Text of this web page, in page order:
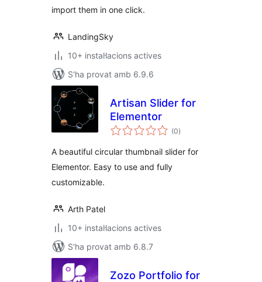
import them in one click.
LandingSky
10+ instal·lacions actives
S'ha provat amb 6.9.6
Artisan Slider for
Elementor
(0puntuacions
totals
)
A beautiful circular thumbnail slider for
Elementor. Easy to use and fully
customizable.
Arth Patel
10+ instal·lacions actives
S'ha provat amb 6.8.7
Zozo Portfolio for